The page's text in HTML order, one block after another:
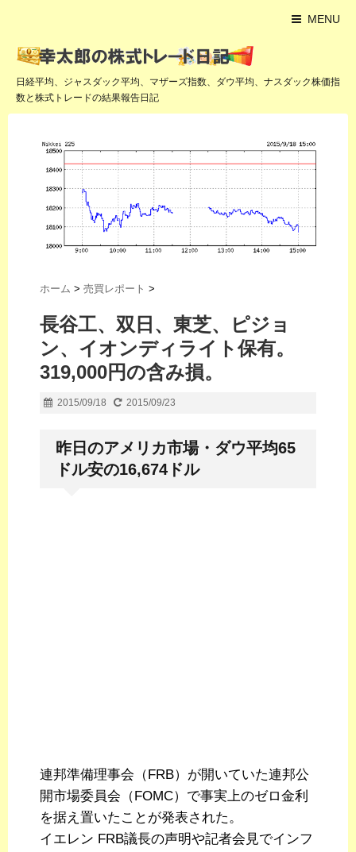
MENU
日経平均、ジャスダック平均、マザーズ指数、ダウ平均、ナスダック株価指
数と株式トレードの結果報告日記
ホーム > 売買レポート >
長谷工、双日、東芝、ピジョ
ン、イオンディライト保有。
319,000円の含み損。
2015/09/18 2015/09/23
昨日のアメリカ市場・ダウ平均65
ドル安の16,674ドル
連邦準備理事会（FRB）が開いていた連邦公
開市場委員会（FOMC）で事実上のゼロ金利
を据え置いたことが発表された。
イエレン FRB議長の声明や記者会見でインフ